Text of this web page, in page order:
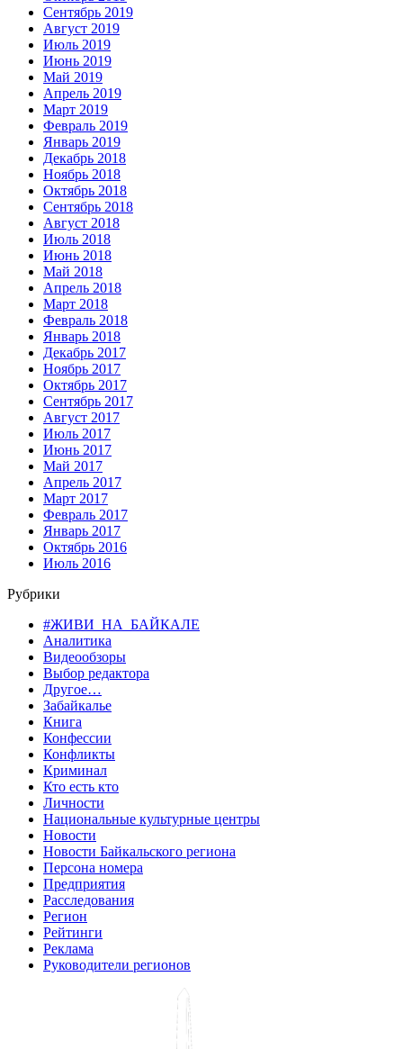
Сентябрь 2019
Август 2019
Июль 2019
Июнь 2019
Май 2019
Апрель 2019
Март 2019
Февраль 2019
Январь 2019
Декабрь 2018
Ноябрь 2018
Октябрь 2018
Сентябрь 2018
Август 2018
Июль 2018
Июнь 2018
Май 2018
Апрель 2018
Март 2018
Февраль 2018
Январь 2018
Декабрь 2017
Ноябрь 2017
Октябрь 2017
Сентябрь 2017
Август 2017
Июль 2017
Июнь 2017
Май 2017
Апрель 2017
Март 2017
Февраль 2017
Январь 2017
Октябрь 2016
Июль 2016
Рубрики
#ЖИВИ_НА_БАЙКАЛЕ
Аналитика
Видеообзоры
Выбор редактора
Другое…
Забайкалье
Книга
Конфессии
Конфликты
Криминал
Кто есть кто
Личности
Национальные культурные центры
Новости
Новости Байкальского региона
Персона номера
Предприятия
Расследования
Регион
Рейтинги
Реклама
Руководители регионов